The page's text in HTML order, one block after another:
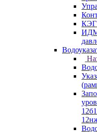
КЭГ
ИДМ